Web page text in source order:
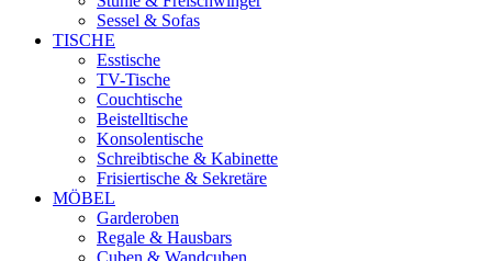
Sessel & Sofas
TISCHE
Esstische
TV-Tische
Couchtische
Beistelltische
Konsolentische
Schreibtische & Kabinette
Frisiertische & Sekretäre
MÖBEL
Garderoben
Regale & Hausbars
Cuben & Wandcuben